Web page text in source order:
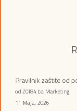
Pravilnik zaštite od
od ZOI84.ba Marketing
11 Maja, 2026